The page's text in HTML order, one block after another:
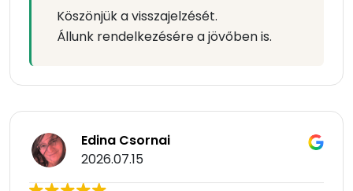
Köszönjük a visszajelzését.
Állunk rendelkezésére a jövőben is.
Edina Csornai
2026.07.15